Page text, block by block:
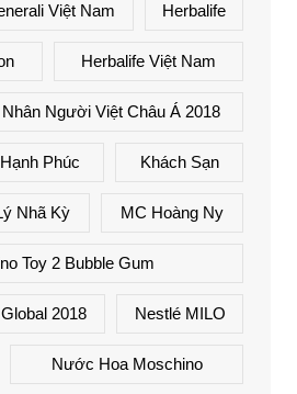
Việt Nam Herbalife
Herbalife Việt Nam
Người Việt Châu Á 2018
Hạnh Phúc Khách Sạn
Nhã Kỳ MC Hoàng Ny
Toy 2 Bubble Gum
2018 Nestlé MILO
Nước Hoa Moschino